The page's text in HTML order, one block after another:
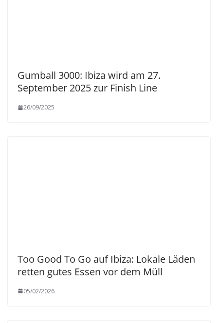
Gumball 3000: Ibiza wird am 27.
September 2025 zur Finish Line
26/09/2025
Too Good To Go auf Ibiza: Lokale Läden
retten gutes Essen vor dem Müll
05/02/2026